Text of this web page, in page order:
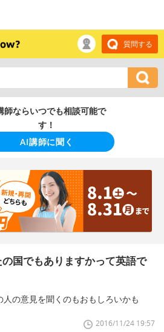
質問する
師ならいつでも相談可能で
す！
AI講師に聞く
国でもありますかって英語で
の意見を聞くのもおもしろいかも
2016/11/24 19:57